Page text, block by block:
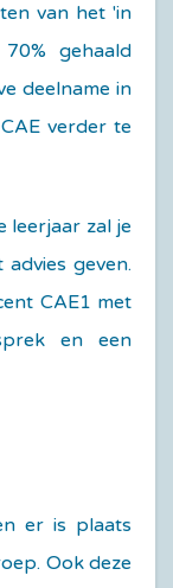
van het 'in
gehaald
deelname in
verder te
leerjaar zal je
geven.
CAE1 met
en een
er is plaats
Ook deze